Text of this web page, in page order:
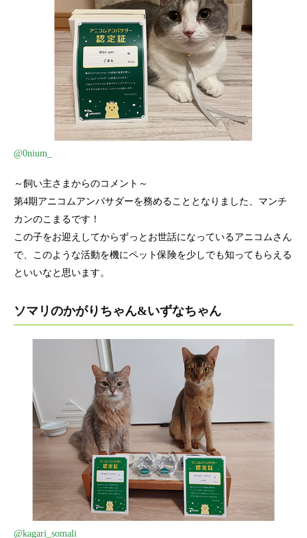
@0nium_
～飼い主さまからのコメント～
第4期アニコムアンバサダーを務めることとなりました、マンチ
カンのこまるです！
この子をお迎えしてからずっとお世話になっているアニコムさん
で、このような活動を機にペット保険を少しでも知ってもらえる
といいなと思います。
ソマリのかがりちゃん&いずなちゃん
@kagari_somali